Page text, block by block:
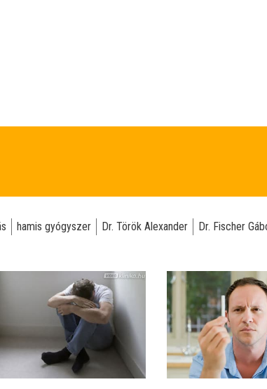
hamis gyógyszer Dr. Török Alexander
Dr. Fischer